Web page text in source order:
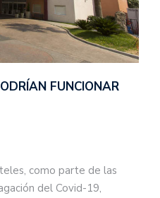
FUNCIONAR
como parte de las
del Covid-19,